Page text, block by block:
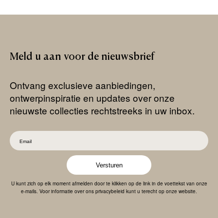
Meld u aan voor de nieuwsbrief
Ontvang exclusieve aanbiedingen,
ontwerpinspiratie en updates over onze
nieuwste collecties rechtstreeks in uw inbox.
Versturen
U kunt zich op elk moment afmelden door te klikken op de link in de voettekst van onze
e-mails. Voor informatie over ons privacybeleid kunt u terecht op onze website.